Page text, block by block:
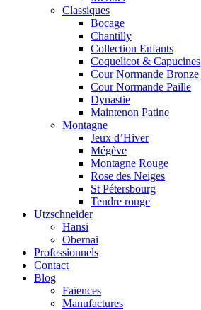
Classiques
Bocage
Chantilly
Collection Enfants
Coquelicot & Capucines
Cour Normande Bronze
Cour Normande Paille
Dynastie
Maintenon Patine
Montagne
Jeux d’Hiver
Mégève
Montagne Rouge
Rose des Neiges
St Pétersbourg
Tendre rouge
Utzschneider
Hansi
Obernai
Professionnels
Contact
Blog
Faïences
Manufactures